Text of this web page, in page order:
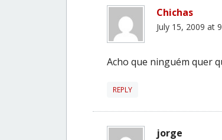
Chichas
July 15, 2009 at
Acho que ninguém quer
REPLY
jorge